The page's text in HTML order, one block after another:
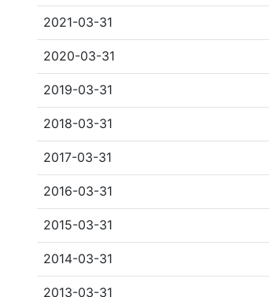
2021-03-31
2020-03-31
2019-03-31
2018-03-31
2017-03-31
2016-03-31
2015-03-31
2014-03-31
2013-03-31